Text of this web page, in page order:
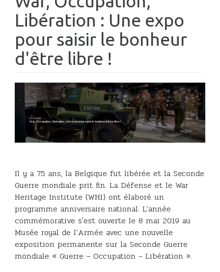
Libération : Une expo
pour saisir le bonheur
d'être libre !
26/09/2019
War, Occupation, Libération : Une expo pour saisir le bonheur d'être libre !
Il y a 75 ans, la Belgique fut libérée et la Seconde
Guerre mondiale prit fin. La Défense et le War
Heritage Institute (WHI) ont élaboré un
programme anniversaire national. L’année
commémorative s'est ouverte le 8 mai 2019 au
Musée royal de l’Armée avec une nouvelle
exposition permanente sur la Seconde Guerre
mondiale « Guerre – Occupation – Libération ».